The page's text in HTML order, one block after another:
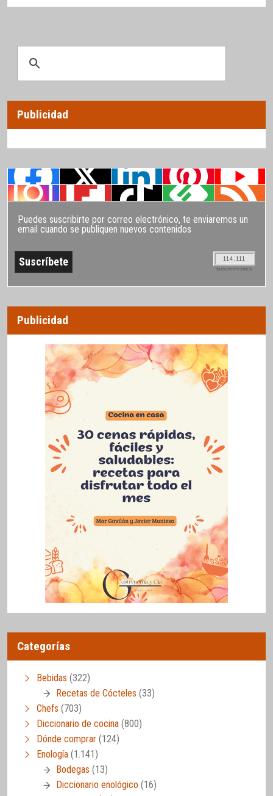
Publicidad
Puedes suscribirte por correo electrónico, te enviaremos un
email cuando se publiquen nuevos contenidos
114.111
SUSCRIPTORES
Publicidad
Categorías
Bebidas (322)
Recetas de Cócteles (33)
Chefs (703)
Diccionario de cocina (800)
Dónde comprar (124)
Enología (1.141)
Bodegas (13)
Diccionario enológico (16)